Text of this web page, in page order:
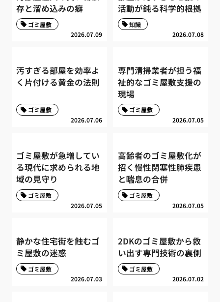
存と溜め込みの癖
2026.07.09
ゴミ屋敷
活動が鈍る科学的根拠
2026.07.08
知識
汚すぎる部屋を効率よ
く片付ける黄金の法則
2026.07.06
ゴミ屋敷
専門清掃業者が担う福
祉的なゴミ屋敷支援の
現場
2026.07.05
ゴミ屋敷
ゴミ屋敷が急増してい
る現代に求められる地
域の見守り
2026.07.05
ゴミ屋敷
高齢者のゴミ屋敷化が
招く慢性閉塞性肺疾患
と喘息の合併
2026.07.05
ゴミ屋敷
静かな住宅街を蝕むゴ
ミ屋敷の迷惑
2026.07.03
ゴミ屋敷
2DKのゴミ屋敷から救
い出す専門技術の裏側
2026.07.02
ゴミ屋敷